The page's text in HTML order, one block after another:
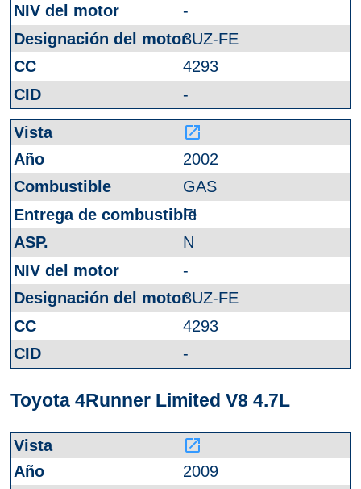
-
3UZ-FE
4293
-
launch
2002
GAS
FI
N
-
3UZ-FE
4293
-
Toyota 4Runner Limited V8 4.7L
launch
2009